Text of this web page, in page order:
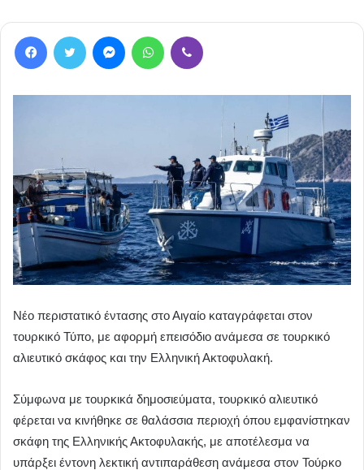
Νέο περιστατικό έντασης στο Αιγαίο καταγράφεται στον
τουρκικό Τύπο, με αφορμή επεισόδιο ανάμεσα σε τουρκικό
αλιευτικό σκάφος και την Ελληνική Ακτοφυλακή.
Σύμφωνα με τουρκικά δημοσιεύματα, τουρκικό αλιευτικό
φέρεται να κινήθηκε σε θαλάσσια περιοχή όπου εμφανίστηκαν
σκάφη της Ελληνικής Ακτοφυλακής, με αποτέλεσμα να
υπάρξει έντονη λεκτική αντιπαράθεση ανάμεσα στον Τούρκο